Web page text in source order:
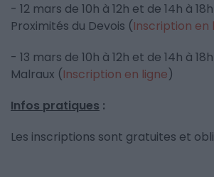
- 12 mars de 10h à 12h et de 14h à
Proximités du Devois (Inscription en
- 13 mars de 10h à 12h et de 14h à
Malraux (Inscription en ligne)
Infos pratiques :
Les inscriptions sont gratuites et